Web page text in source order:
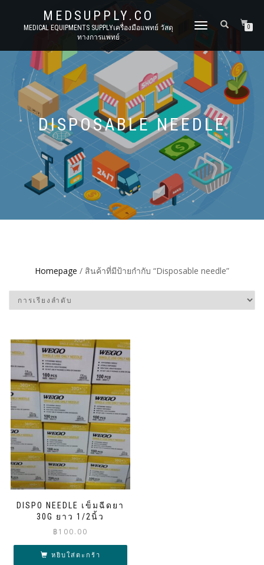
MEDSUPPLY.CO
MEDICAL EQUIPMENTS SUPPLYเครื่องมือแพทย์ วัสดุ
ทางการแพทย์
TOGGLE
0
DISPOSABLE NEEDLE
Homepage / สินค้าที่มีป้ายกำกับ “Disposable needle”
DISPO NEEDLE เข็มฉีดยา
30G ยาว 1/2นิ้ว
฿100.00
หยิบใส่ตะกร้า